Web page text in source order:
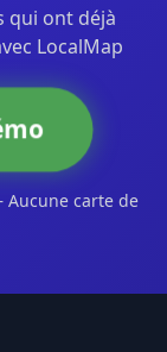
de
?
qui ont déjà
LocalMap